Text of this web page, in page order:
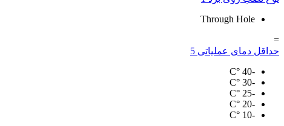
Through Hole
=
حداقل دمای عملیاتی 5
-40
°C
-30
°C
-25
°C
-20
°C
-10
°C